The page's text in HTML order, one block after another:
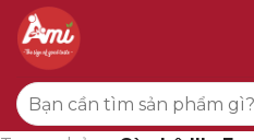
qua
dung
Tìm
kiếm: